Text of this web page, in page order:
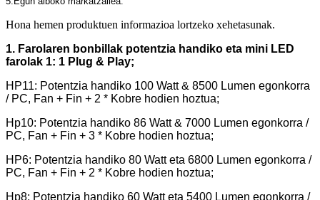
Hona hemen produktuen informazioa lortzeko xehetasunak.
1. Farolaren bonbillak potentzia handiko eta mini LED
farolak 1: 1 Plug & Play;
HP11: Potentzia handiko 100 Watt & 8500 Lumen egonkorra
/ PC, Fan + Fin + 2 * Kobre hodien hoztua;
Hp10: Potentzia handiko 86 Watt & 7000 Lumen egonkorra /
PC, Fan + Fin + 3 * Kobre hodien hoztua;
HP6: Potentzia handiko 80 Watt eta 6800 Lumen egonkorra /
PC, Fan + Fin + 2 * Kobre hodien hoztua;
Hp8: Potentzia handiko 60 Watt eta 5400 Lumen egonkorra /